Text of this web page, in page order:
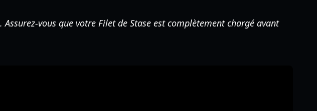
vous que votre Filet de Stase est complètement chargé avant